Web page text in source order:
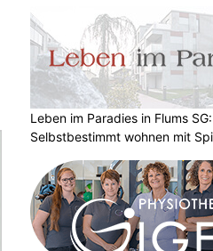
Leben im Paradies in Flums SG:
Selbstbestimmt wohnen mit